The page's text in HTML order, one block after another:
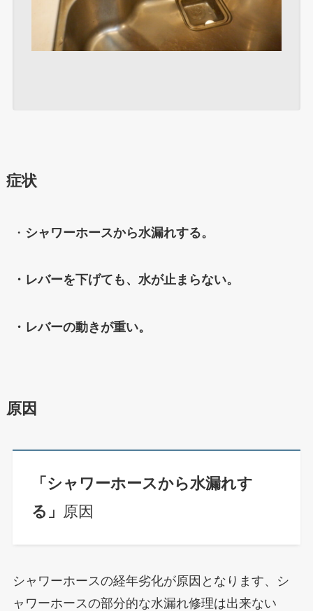
症状
・ シャワーホースから水漏れする。
・レバーを下げても、水が止まらない。
・レバーの動きが重い。
原因
「シャワーホースから水漏れす
る」 原因
シャワーホースの経年劣化が原因となります、シ
ャワーホースの部分的な水漏れ修理は出来ない